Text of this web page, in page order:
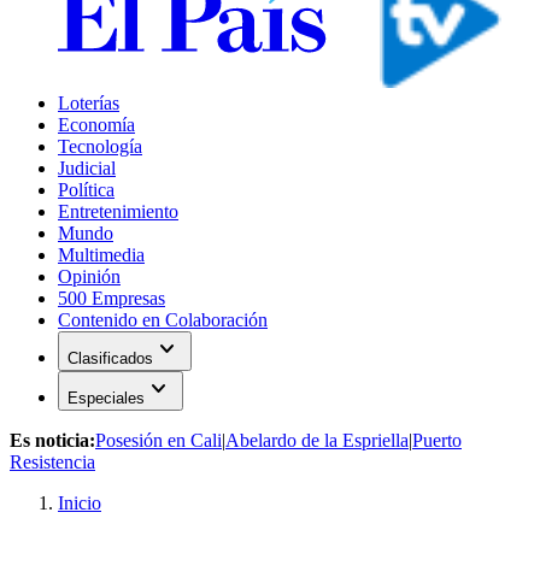
Loterías
Economía
Tecnología
Judicial
Política
Entretenimiento
Mundo
Multimedia
Opinión
500 Empresas
Contenido en Colaboración
Clasificados expand_more
Especiales expand_more
Es noticia:Posesión en Cali|Abelardo de la Espriella|Puerto
Resistencia
Inicio